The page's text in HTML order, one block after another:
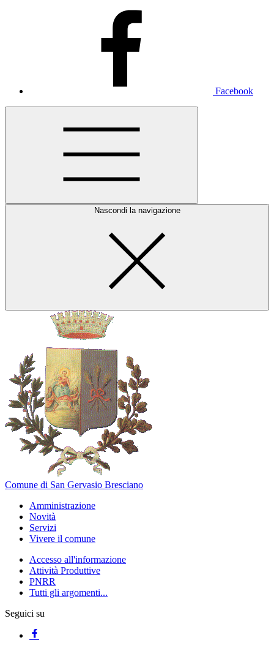
Facebook
Nascondi la navigazione
Comune di San Gervasio Bresciano
Amministrazione
Novità
Servizi
Vivere il comune
Accesso all'informazione
Attività Produttive
PNRR
Tutti gli argomenti...
Seguici su